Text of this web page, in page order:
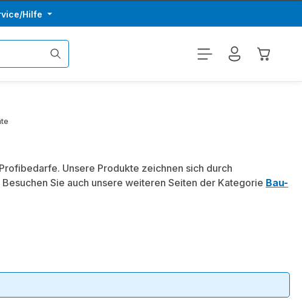
Hilfe
Unsere Produkte zeichnen sich durch
Besuchen Sie auch unsere weiteren Seiten der Kategorie Bau-